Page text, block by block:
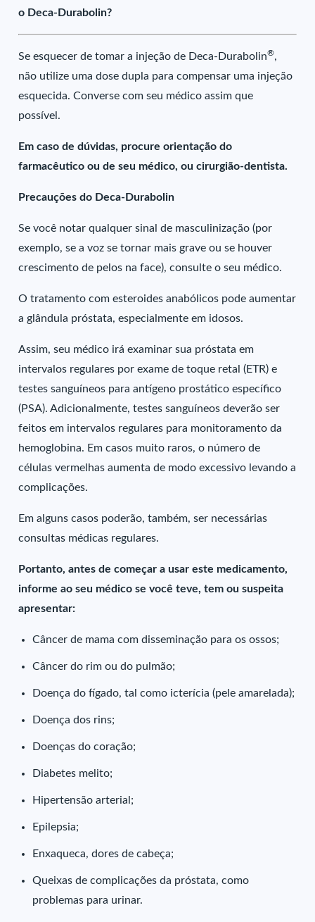
o Deca-Durabolin?
Se esquecer de tomar a injeção de Deca-Durabolin®,
não utilize uma dose dupla para compensar uma injeção
esquecida. Converse com seu médico assim que
possível.
Em caso de dúvidas, procure orientação do
farmacêutico ou de seu médico, ou cirurgião-dentista.
Precauções do Deca-Durabolin
Se você notar qualquer sinal de masculinização (por
exemplo, se a voz se tornar mais grave ou se houver
crescimento de pelos na face), consulte o seu médico.
O tratamento com esteroides anabólicos pode aumentar
a glândula próstata, especialmente em idosos.
Assim, seu médico irá examinar sua próstata em
intervalos regulares por exame de toque retal (ETR) e
testes sanguíneos para antígeno prostático específico
(PSA). Adicionalmente, testes sanguíneos deverão ser
feitos em intervalos regulares para monitoramento da
hemoglobina. Em casos muito raros, o número de
células vermelhas aumenta de modo excessivo levando a
complicações.
Em alguns casos poderão, também, ser necessárias
consultas médicas regulares.
Portanto, antes de começar a usar este medicamento,
informe ao seu médico se você teve, tem ou suspeita
apresentar:
Câncer de mama com disseminação para os ossos;
Câncer do rim ou do pulmão;
Doença do fígado, tal como icterícia (pele amarelada);
Doença dos rins;
Doenças do coração;
Diabetes melito;
Hipertensão arterial;
Epilepsia;
Enxaqueca, dores de cabeça;
Queixas de complicações da próstata, como
problemas para urinar.